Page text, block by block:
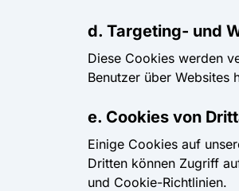
d. Targeting- und
Diese Cookies werden
Benutzer über Websites
e. Cookies von
Einige Cookies auf
Dritten können Zugriff
und Cookie-Richtlinien.